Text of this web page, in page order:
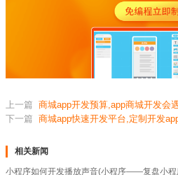
上一篇 商城app开发预算,app商城开发会
下一篇 商城app快速开发平台,定制开发
相关新闻
小程序如何开发播放声音(小程序——复盘小程